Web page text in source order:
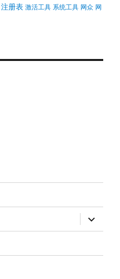
注册表 激活工具 系统工具 网众 网
展
开
子